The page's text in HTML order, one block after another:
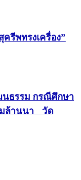
รีพทรงเครื่อง”
นธรรม กรณีศึกษา
มล้านนา วัด